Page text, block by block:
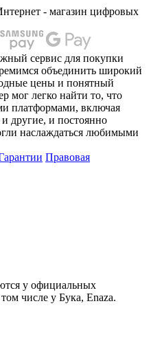
- магазин цифровых
сервис для покупки
объединить широкий
цены и понятный
мог легко найти то, что
платформами, включая
другие, и постоянно
наслаждаться любимыми
Правовая
у официальных
числе у Бука, Enaza.